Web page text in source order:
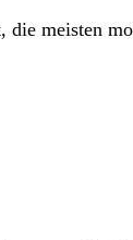
die meisten